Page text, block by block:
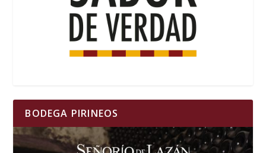
BODEGA PIRINEOS